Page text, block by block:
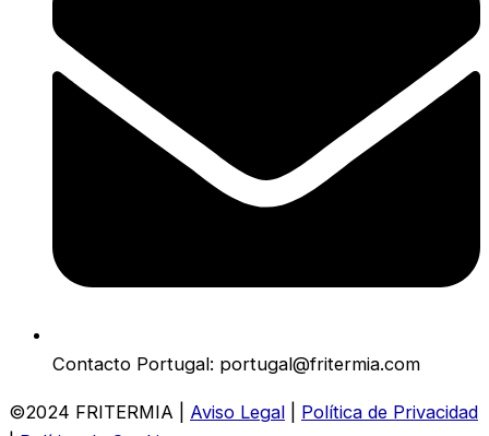
Contacto Portugal: portugal@fritermia.com
©2024 FRITERMIA | Aviso Legal
Política de Privacidad